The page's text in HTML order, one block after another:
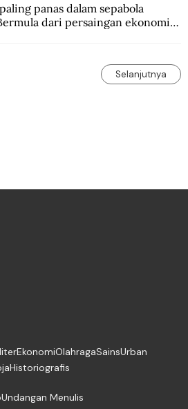
panas dalam sepabola
dari persaingan ekonomi
Selanjutnya
EkonomiOlahragaSainsUrban
Historiografis
Undangan Menulis